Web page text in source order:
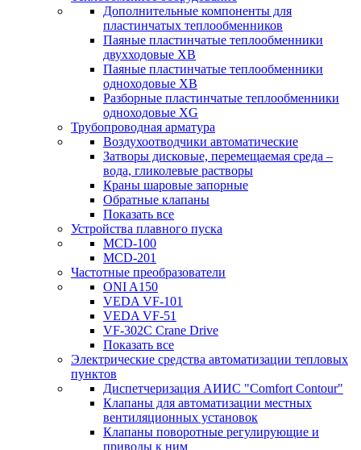
Дополнительные компоненты для
пластинчатых теплообменников
Паяные пластинчатые теплообменники
двухходовые XB
Паяные пластинчатые теплообменники
одноходовые ХВ
Разборные пластинчатые теплообменники
одноходовые ХG
Трубопроводная арматура
Воздухоотводчики автоматические
Затворы дисковые, перемещаемая среда –
вода, гликолевые растворы
Краны шаровые запорные
Обратные клапаны
Показать все
Устройства плавного пуска
MCD-100
MCD-201
Частотные преобразователи
ONI A150
VEDA VF-101
VEDA VF-51
VF-302C Crane Drive
Показать все
Электрические средства автоматизации тепловых
пунктов
Диспетчеризация АИИС "Comfort Contour"
Клапаны для автоматизации местных
вентиляционных установок
Клапаны поворотные регулирующие и
приводы к ним